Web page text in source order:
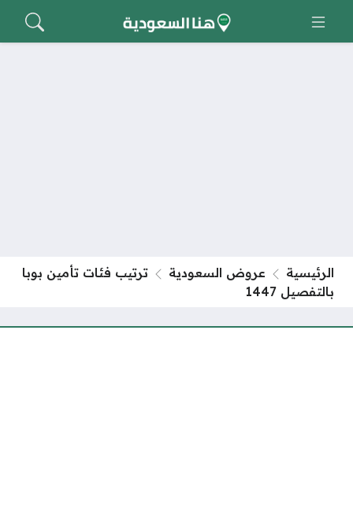
الرئيسية عروض السعودية
ترتيب فئات تأمين بوبا
بالتفصيل 1447